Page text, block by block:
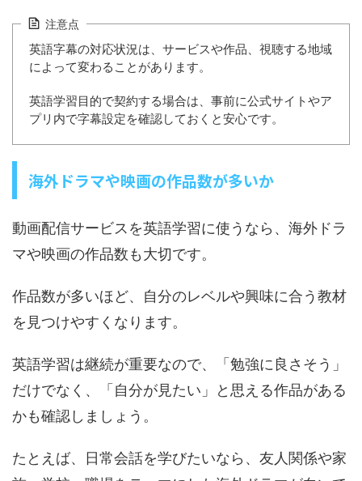
注意点
英語字幕の対応状況は、サービスや作品、視聴する地域
によって変わることがあります。
英語学習目的で契約する場合は、事前に公式サイトやア
プリ内で字幕設定を確認しておくと安心です。
海外ドラマや映画の作品数が多いか
動画配信サービスを英語学習に使うなら、海外ドラ
マや映画の作品数も大切です。
作品数が多いほど、自分のレベルや興味に合う教材
を見つけやすくなります。
英語学習は継続が重要なので、「勉強に良さそう」
だけでなく、「自分が見たい」と思える作品がある
かも確認しましょう。
たとえば、日常会話を学びたいなら、友人関係や家